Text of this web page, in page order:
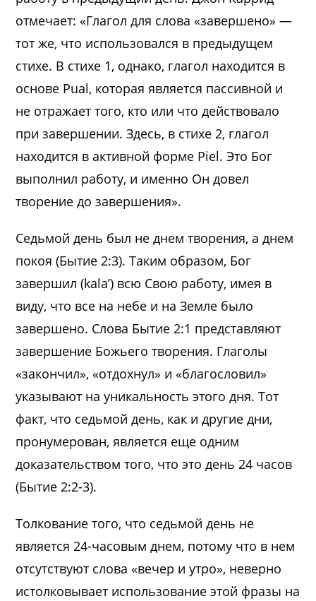
отмечает: «Глагол для слова «завершено» —
тот же, что использовался в предыдущем
стихе. В стихе 1, однако, глагол находится в
основе Pual, которая является пассивной и
не отражает того, кто или что действовало
при завершении. Здесь, в стихе 2, глагол
находится в активной форме Piel. Это Бог
выполнил работу, и именно Он довел
творение до завершения».
Седьмой день был не днем творения, а днем
покоя (Бытие 2:3). Таким образом, Бог
завершил (kala’) всю Свою работу, имея в
виду, что все на небе и на Земле было
завершено. Слова Бытие 2:1 представляют
завершение Божьего творения. Глаголы
«закончил», «отдохнул» и «благословил»
указывают на уникальность этого дня. Тот
факт, что седьмой день, как и другие дни,
пронумерован, является еще одним
доказательством того, что это день 24 часов
(Бытие 2:2-3).
Толкование того, что седьмой день не
является 24-часовым днем, потому что в нем
отсутствуют слова «вечер и утро», неверно
истолковывает использование этой фразы на